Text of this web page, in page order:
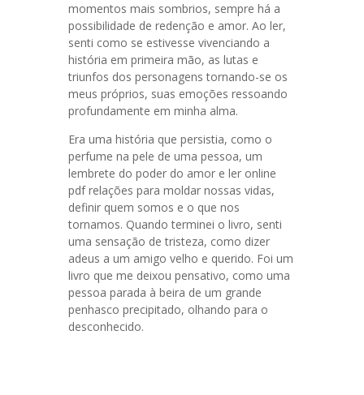
momentos mais sombrios, sempre há a
possibilidade de redenção e amor. Ao ler,
senti como se estivesse vivenciando a
história em primeira mão, as lutas e
triunfos dos personagens tornando-se os
meus próprios, suas emoções ressoando
profundamente em minha alma.
Era uma história que persistia, como o
perfume na pele de uma pessoa, um
lembrete do poder do amor e ler online
pdf relações para moldar nossas vidas,
definir quem somos e o que nos
tornamos. Quando terminei o livro, senti
uma sensação de tristeza, como dizer
adeus a um amigo velho e querido. Foi um
livro que me deixou pensativo, como uma
pessoa parada à beira de um grande
penhasco precipitado, olhando para o
desconhecido.